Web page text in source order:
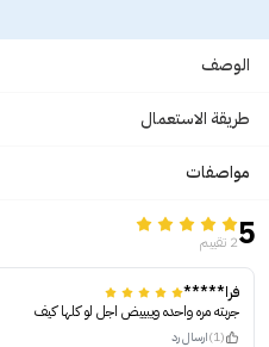
الوصف
طريقة الاستعمال
مواصفات
52 تقييم
فرا*****
جربته مره واحده ويبييض اجل لو كلها كيف
(1) ارسال رد